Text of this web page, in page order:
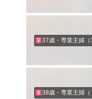
37歳・専業主婦（
38歳・専業主婦（